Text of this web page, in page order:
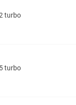
turbo
turbo